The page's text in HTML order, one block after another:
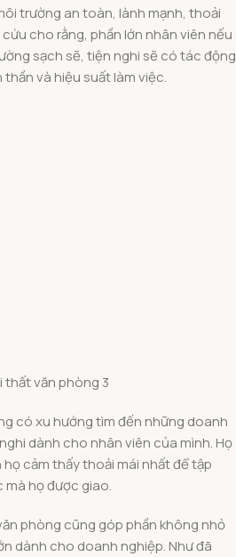
trường an toàn, lành mạnh, thoải
cho rằng, phần lớn nhân viên nếu
sạch sẽ, tiện nghi sẽ có tác động
và hiệu suất làm việc.
thất văn phòng 3
có xu hướng tìm đến những doanh
dành cho nhân viên của mình. Họ
cảm thấy thoải mái nhất để tập
họ được giao.
phòng cũng góp phần không nhỏ
dành cho doanh nghiệp. Như đã